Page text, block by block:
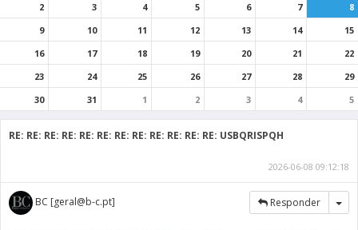
2
3 4 5 6 7
8
9
10 11 12 13 14
15
16
17 18 19 20 21
22
23
24 25 26 27 28
29
30
31 1 2 3 4 5
RE: RE: RE: RE: RE: RE: RE: RE: RE: RE: RE: RE: USBQRISPQH
2026-06-08 09:12:18
BC [geral@b-c.pt] Responder